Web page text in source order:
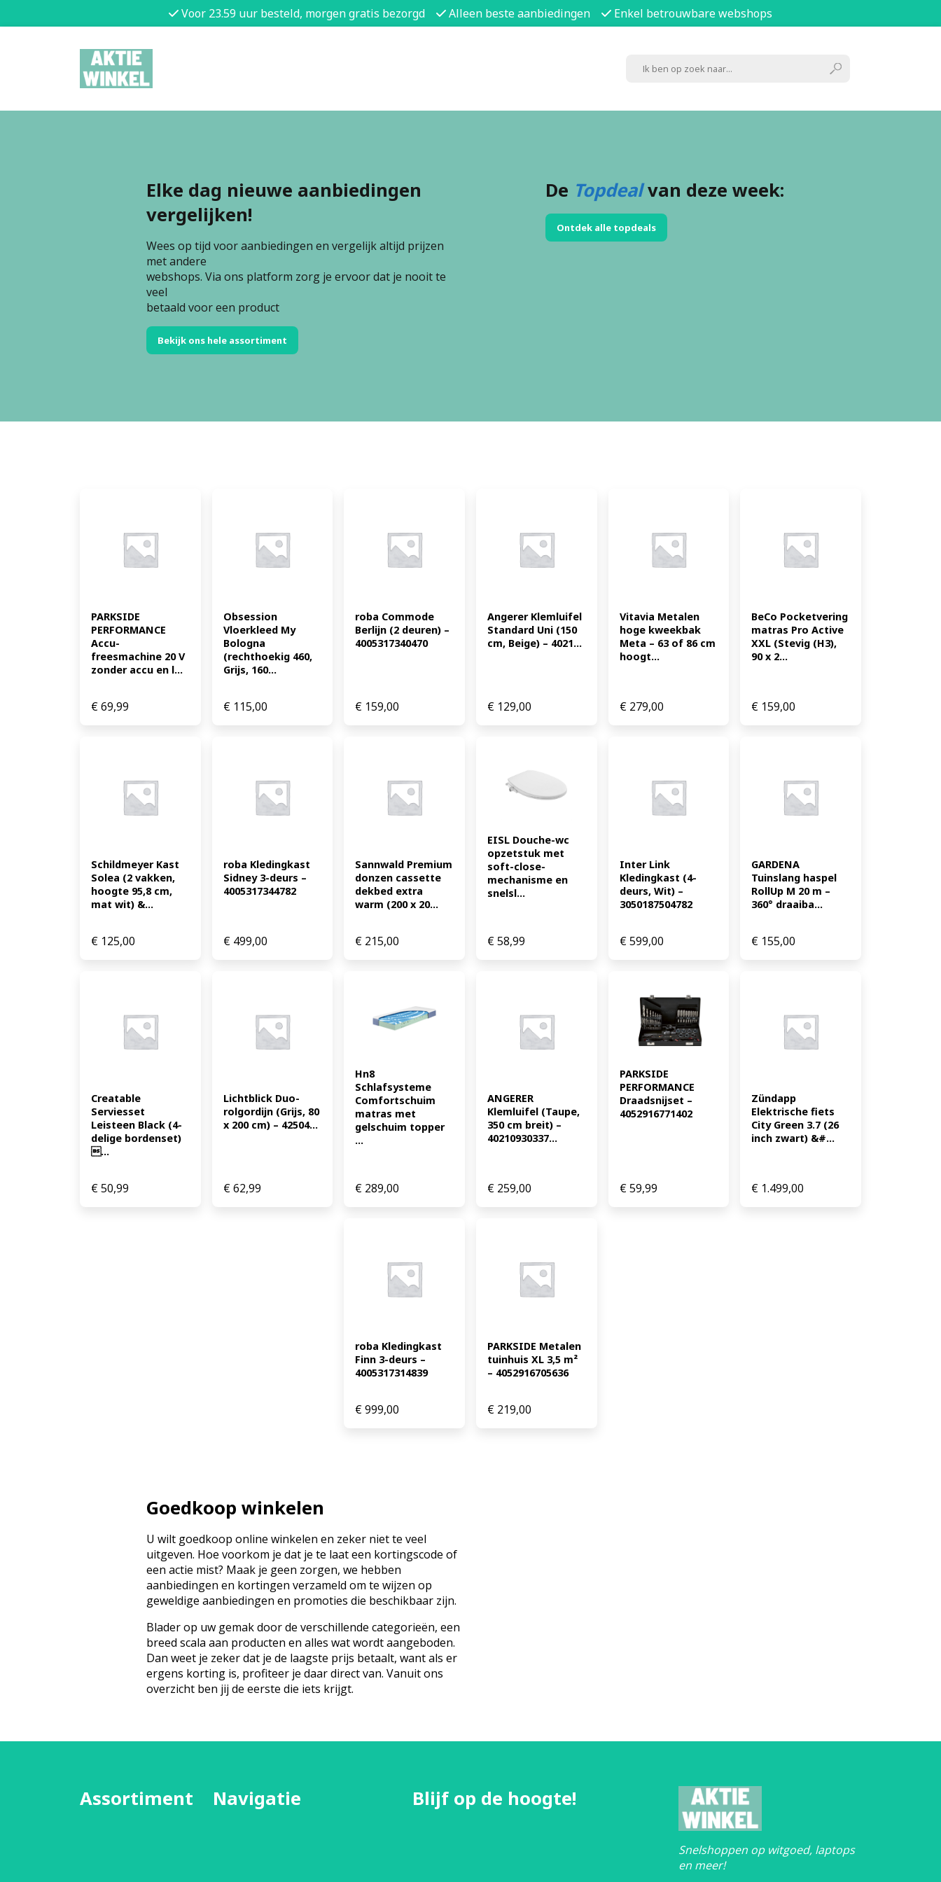
Voor 23.59 uur besteld, morgen gratis bezorgd Alleen beste aanbiedingen Enkel betrouwbare webshops
Elke dag nieuwe aanbiedingen
vergelijken!
Wees op tijd voor aanbiedingen en vergelijk altijd prijzen
met andere
webshops. Via ons platform zorg je ervoor dat je nooit te
veel
betaald voor een product
Bekijk ons hele assortiment
De Topdealvan deze week:
Ontdek alle topdeals
PARKSIDE
PERFORMANCE
Accu-
freesmachine 20 V
zonder accu en l...
€69,99
Obsession
Vloerkleed My
Bologna
(rechthoekig 460,
Grijs, 160...
€115,00
roba Commode
Berlijn (2 deuren) –
4005317340470
€ 159,00
Angerer Klemluifel
Standard Uni (150
cm, Beige) – 4021...
€ 129,00
Vitavia Metalen
hoge kweekbak
Meta – 63 of 86 cm
hoogt...
€279,00
BeCo Pocketvering
matras Pro Active
XXL (Stevig (H3),
90 x 2...
€ 159,00
Schildmeyer Kast
Solea (2 vakken,
hoogte 95,8 cm,
mat wit) &...
€ 125,00
roba Kledingkast
Sidney 3-deurs –
4005317344782
€499,00
Sannwald Premium
donzen cassette
dekbed extra
warm (200 x 20...
€ 215,00
EISL Douche-wc
opzetstuk met
soft-close-
mechanisme en
snelsl...
€58,99
Inter Link
Kledingkast (4-
deurs, Wit) –
3050187504782
€599,00
GARDENA
Tuinslang haspel
RollUp M 20 m –
360° draaiba...
€ 155,00
Creatable
Serviesset
Leisteen Black (4-
delige bordenset)
...
€50,99
Lichtblick Duo-
rolgordijn (Grijs, 80
x 200 cm) – 42504...
€62,99
Hn8
Schlafsysteme
Comfortschuim
matras met
gelschuim topper
...
€ 289,00
ANGERER
Klemluifel (Taupe,
350 cm breit) –
40210930337...
€ 259,00
PARKSIDE
PERFORMANCE
Draadsnijset –
4052916771402
€59,99
Zündapp
Elektrische fiets
City Green 3.7 (26
inch zwart) &#...
€ 1.499,00
roba Kledingkast
Finn 3-deurs –
4005317314839
€999,00
PARKSIDE Metalen
tuinhuis XL 3,5 m²
– 4052916705636
€ 219,00
Goedkoop winkelen
U wilt goedkoop online winkelen en zeker niet te veel
uitgeven. Hoe voorkom je dat je te laat een kortingscode of
een actie mist? Maak je geen zorgen, we hebben
aanbiedingen en kortingen verzameld om te wijzen op
geweldige aanbiedingen en promoties die beschikbaar zijn.
Blader op uw gemak door de verschillende categorieën, een
breed scala aan producten en alles wat wordt aangeboden.
Dan weet je zeker dat je de laagste prijs betaalt, want als er
ergens korting is, profiteer je daar direct van. Vanuit ons
overzicht ben jij de eerste die iets krijgt.
Assortiment Navigatie Blijf op de hoogte!
Snelshoppen op witgoed, laptops
en meer!